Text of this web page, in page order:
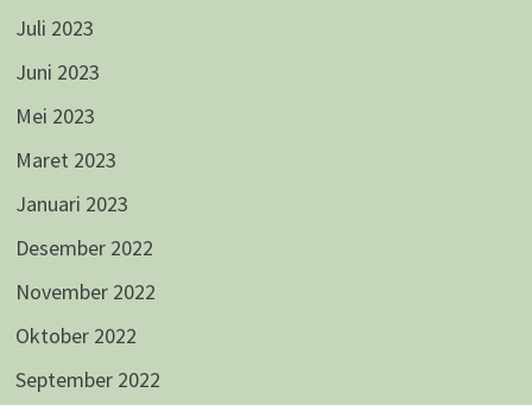
Juli 2023
Juni 2023
Mei 2023
Maret 2023
Januari 2023
Desember 2022
November 2022
Oktober 2022
September 2022